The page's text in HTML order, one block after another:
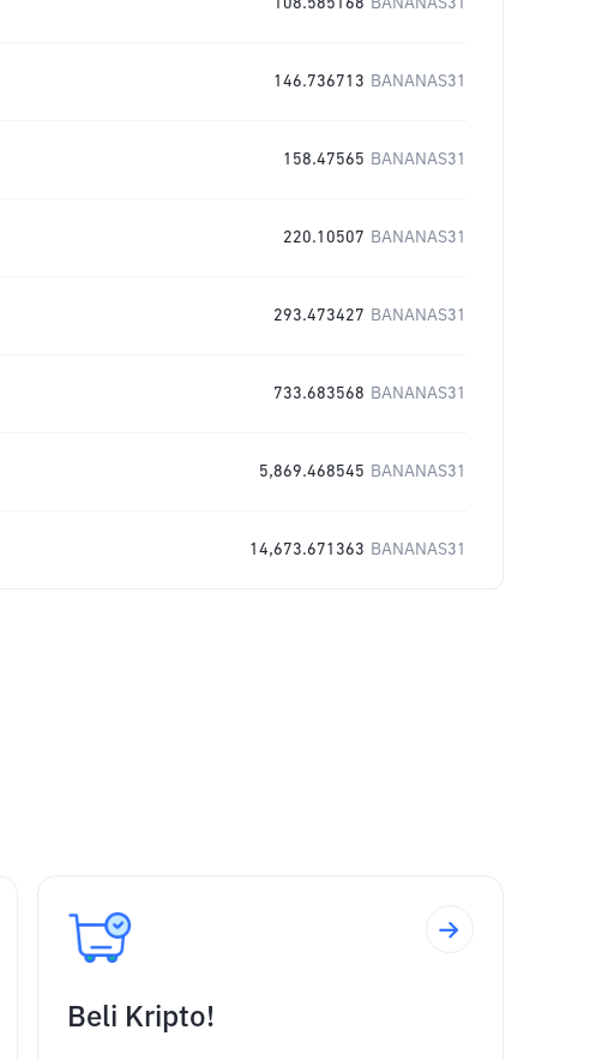
108.585168 BANANAS31
146.736713 BANANAS31
158.47565 BANANAS31
220.10507 BANANAS31
293.473427 BANANAS31
733.683568 BANANAS31
5,869.468545 BANANAS31
14,673.671363 BANANAS31
Beli Kripto!